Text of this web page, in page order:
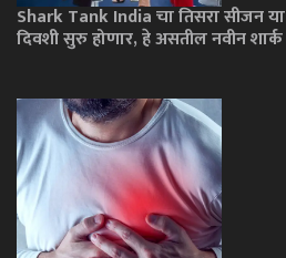
Shark Tank India चा तिसरा सीजन या
दिवशी सुरु होणार, हे असतील नवीन शार्क